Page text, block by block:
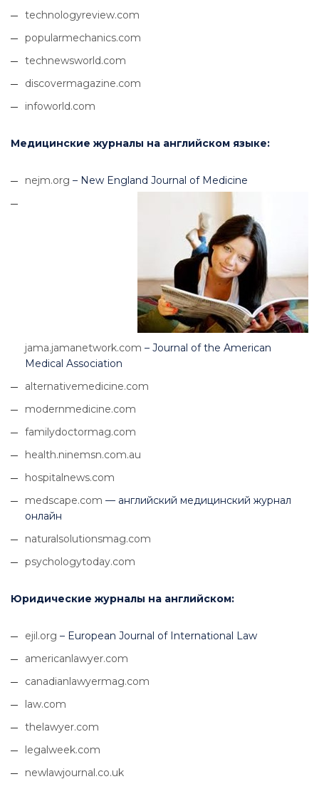
technologyreview.com
popularmechanics.com
technewsworld.com
discovermagazine.com
infoworld.com
Медицинские журналы на английском языке:
nejm.org – New England Journal of Medicine
jama.jamanetwork.com – Journal of the American
Medical Association
alternativemedicine.com
modernmedicine.com
familydoctormag.com
health.ninemsn.com.au
hospitalnews.com
medscape.com — английский медицинский журнал
онлайн
naturalsolutionsmag.com
psychologytoday.com
Юридические журналы на английском:
ejil.org – European Journal of International Law
americanlawyer.com
canadianlawyermag.com
law.com
thelawyer.com
legalweek.com
newlawjournal.co.uk